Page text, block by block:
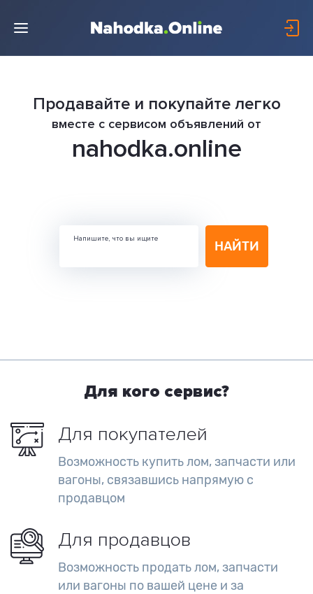
Продавайте и покупайте легко
вместе с сервисом объявлений от
nahodka.online
Напишите, что вы ищите
Для кого сервис?
Для покупателей
Возможность купить лом, запчасти или
вагоны, связавшись напрямую с
продавцом
Для продавцов
Возможность продать лом, запчасти
или вагоны по вашей цене и за